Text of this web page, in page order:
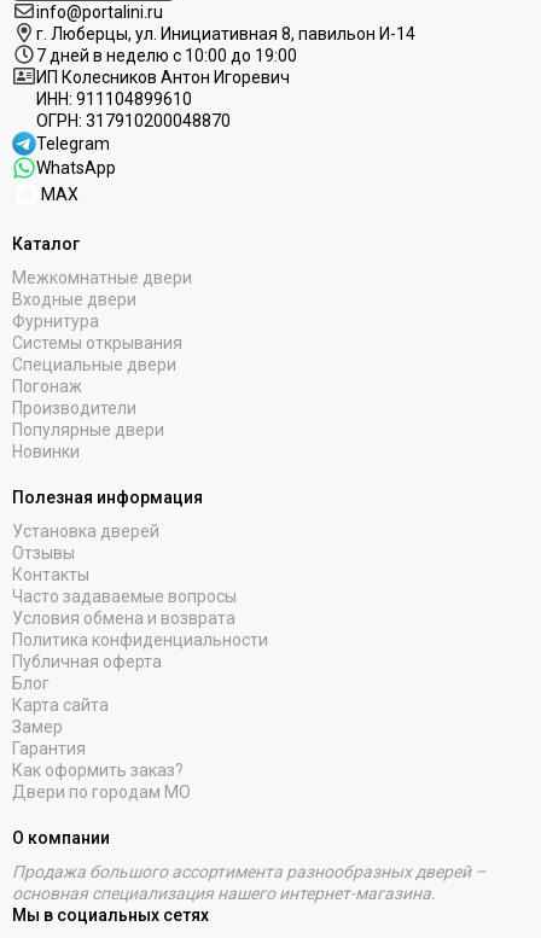
info@portalini.ru
г. Люберцы, ул. Инициативная 8, павильон И-14
7 дней в неделю с 10:00 до 19:00
ИП Колесников Антон Игоревич
ИНН: 911104899610
ОГРН: 317910200048870
Telegram
WhatsApp
MAX
Каталог
Межкомнатные двери
Входные двери
Фурнитура
Системы открывания
Специальные двери
Погонаж
Производители
Популярные двери
Новинки
Полезная информация
Установка дверей
Отзывы
Контакты
Часто задаваемые вопросы
Условия обмена и возврата
Политика конфиденциальности
Публичная оферта
Блог
Карта сайта
Замер
Гарантия
Как оформить заказ?
Двери по городам МО
О компании
Продажа большого ассортимента разнообразных дверей –
основная специализация нашего интернет-магазина.
Мы в социальных сетях